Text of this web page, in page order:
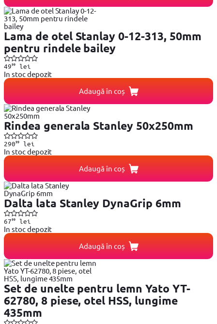
Lama de otel Stanlay 0-12-313, 50mm
pentru rindele bailey
4999lei
In stoc depozit
Adaugă în coș
Rindea generala Stanley 50x250mm
29099lei
In stoc depozit
Adaugă în coș
Dalta lata Stanley DynaGrip 6mm
6799lei
In stoc depozit
Adaugă în coș
Set de unelte pentru lemn Yato YT-
62780, 8 piese, otel HSS, lungime
435mm